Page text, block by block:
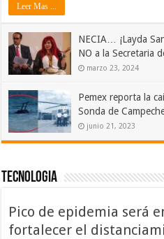
Leer Mas ...
NECIA… ¡Layda
NO a la Secretaria
marzo 23, 2024
Pemex reporta la
Sonda de
junio 21, 2023
Tecnologia
Pico de epidemia será
fortalecer el